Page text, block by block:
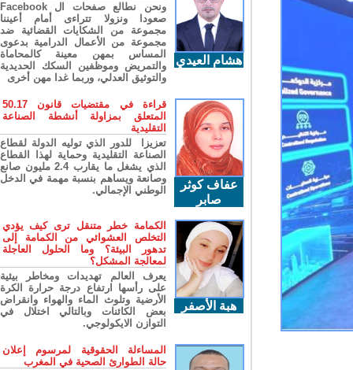
هشام العيدي
ونحن نطالع صفحات ال Facebook
صعودا ونزولا تتراءى أمام أعيننا
مجموعة من الشكايات القضائية ضد
مجموعة من الأعمال الدرامية بدعوى
المساس بمهن معينة كالمحاماة
والتمريض وموظفين السكك الحديدية
والتوثيق العدلي، وربما غدا مهن أخرى
عفاف كوثر
صابر
قراءة في مقتضيات قانون 50.17
المتعلق بمزاولة أنشطة الصناعة
التقليدية
تعزيزا للدور الذي توليه الدولة لقطاع
الصناعة التقليدية وحماية لهذا القطاع
الذي يشغل ما يقارب 2.4 مليون صانع
وصانعة ويساهم بنسبة مهمة في الدخل
الوطني الإجمالي.
هبة الأصفر
الكمامة خطر متنقل ترى كيف يؤدي
التخلص العشوائي من الكمامة إلى
تدهور البيئة؟ وما الحلول العاجلة
لمعالجة المشكل؟
يعرف العالم تهديدات ومخاطر بيئية
على رأسها ارتفاع درجة حرارة الكرة
الأرضية وتلوث الماء والهواء وانقراض
بعض الكائنات وبالتالي اختلال في
التوازن الايكولوجي.
المساءلة الحقوقية لمرسوم إعلان
حالة الطوارئ الصحية في المغرب